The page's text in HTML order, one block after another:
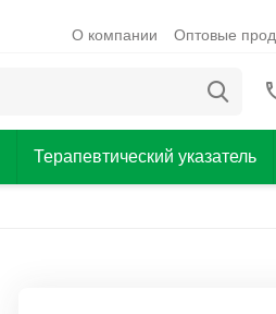
О компании Оптовые
Терапевтический указатель